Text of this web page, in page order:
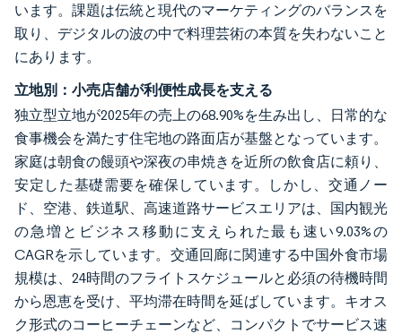
います。課題は伝統と現代のマーケティングのバランスを
取り、デジタルの波の中で料理芸術の本質を失わないこと
にあります。
立地別：小売店舗が利便性成長を支える
独立型立地が2025年の売上の68.90%を生み出し、日常的な
食事機会を満たす住宅地の路面店が基盤となっています。
家庭は朝食の饅頭や深夜の串焼きを近所の飲食店に頼り、
安定した基礎需要を確保しています。しかし、交通ノー
ド、空港、鉄道駅、高速道路サービスエリアは、国内観光
の急増とビジネス移動に支えられた最も速い9.03%の
CAGRを示しています。交通回廊に関連する中国外食市場
規模は、24時間のフライトスケジュールと必須の待機時間
から恩恵を受け、平均滞在時間を延ばしています。キオス
ク形式のコーヒーチェーンなど、コンパクトでサービス速